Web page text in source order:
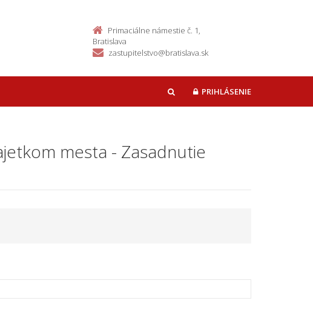
Primaciálne námestie č. 1,
Bratislava
zastupitelstvo@bratislava.sk
HĽADAŤPRIHLÁSENIE
mesta - Zasadnutie